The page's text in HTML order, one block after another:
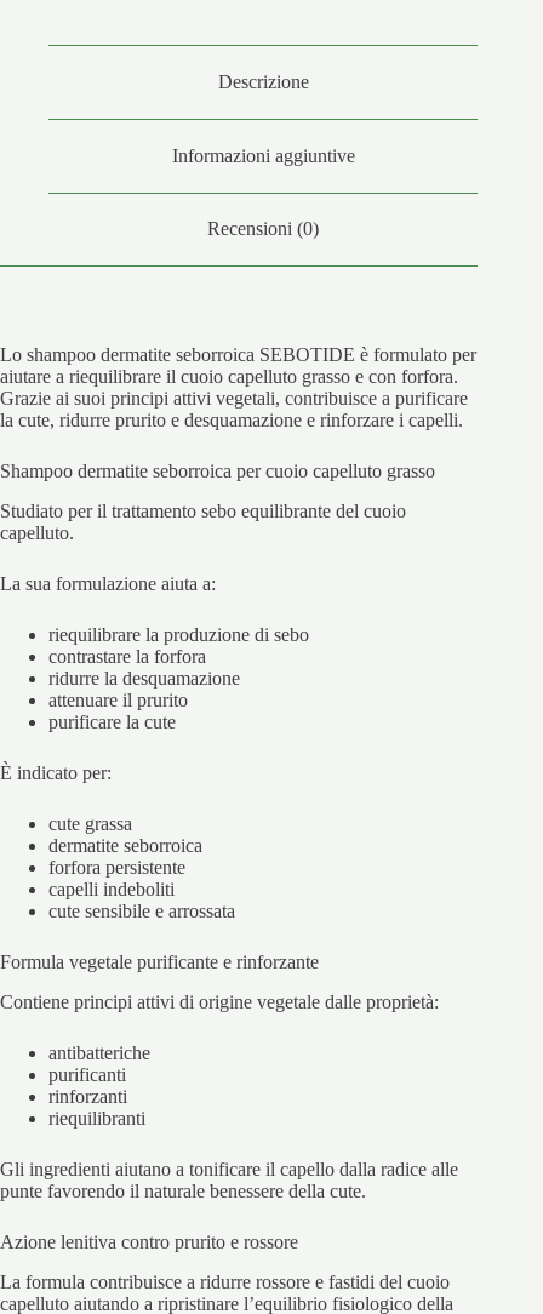
Descrizione
Informazioni aggiuntive
Recensioni (0)
Lo shampoo dermatite seborroica SEBOTIDE è formulato per
aiutare a riequilibrare il cuoio capelluto grasso e con forfora.
Grazie ai suoi principi attivi vegetali, contribuisce a purificare
la cute, ridurre prurito e desquamazione e rinforzare i capelli.
Shampoo dermatite seborroica per cuoio capelluto grasso
Studiato per il trattamento sebo equilibrante del cuoio
capelluto.
La sua formulazione aiuta a:
riequilibrare la produzione di sebo
contrastare la forfora
ridurre la desquamazione
attenuare il prurito
purificare la cute
È indicato per:
cute grassa
dermatite seborroica
forfora persistente
capelli indeboliti
cute sensibile e arrossata
Formula vegetale purificante e rinforzante
Contiene principi attivi di origine vegetale dalle proprietà:
antibatteriche
purificanti
rinforzanti
riequilibranti
Gli ingredienti aiutano a tonificare il capello dalla radice alle
punte favorendo il naturale benessere della cute.
Azione lenitiva contro prurito e rossore
La formula contribuisce a ridurre rossore e fastidi del cuoio
capelluto aiutando a ripristinare l’equilibrio fisiologico della